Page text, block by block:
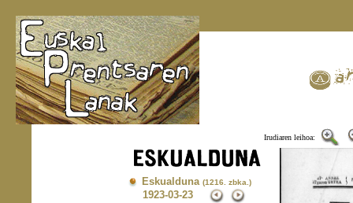
Irudiaren leihoa:
Eskualduna (1216. zbka.)
1923-03-23